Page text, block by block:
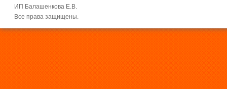
ИП Балашенкова Е.В.
Все права защищены.